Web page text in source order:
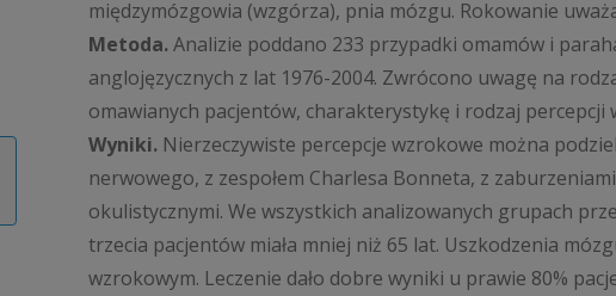
międzymózgowia (wzgórza), pnia mózgu. Rokowanie
Metoda.Analizie poddano 233 przypadki omamów i
anglojęzycznych z lat 1976-2004. Zwrócono uwagę na
omawianych pacjentów, charakterystykę i rodzaj percepcji
Wyniki. Nierzeczywiste percepcje wzrokowe można
nerwowego, z zespołem Charlesa Bonneta, z
okulistycznymi. We wszystkich analizowanych grupach
trzecia pacjentów miała mniej niż 65 lat. Uszkodzenia
wzrokowym. Leczenie dało dobre wyniki u prawie 80%